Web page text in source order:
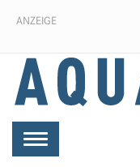
ANZEIGE
Toggle
navigation